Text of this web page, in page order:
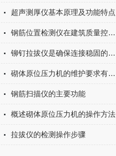
超声测厚仪基本原理及功能特点
钢筋位置检测仪在建筑质量控制中的重要性
铆钉拉拔仪是确保连接稳固的关键检测工具
砌体原位压力机的维护要求有哪些？
钢筋扫描仪的主要功能
概述砌体原位压力机的操作方法
拉拔仪的检测操作步骤